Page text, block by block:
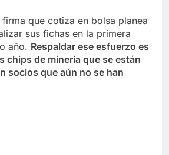
que cotiza en bolsa planea
sus fichas en la primera
año. Respaldar ese esfuerzo es
chips de minería que se están
socios que aún no se han